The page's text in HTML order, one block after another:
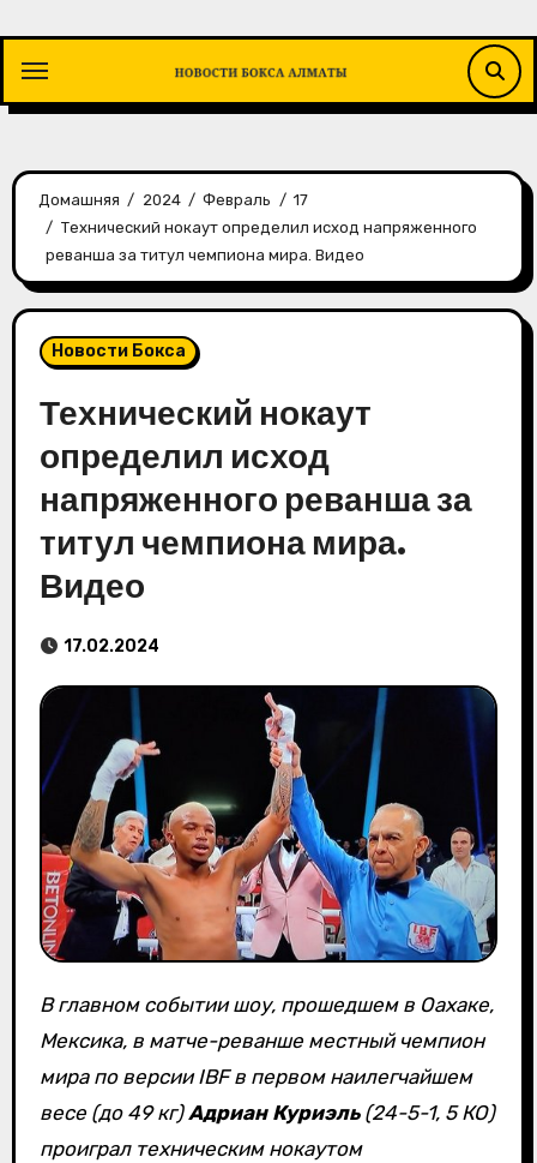
содержимому
Домашняя 2024 Февраль
17
Технический нокаут определил исход напряженного
реванша за титул чемпиона мира. Видео
Новости Бокса
Технический нокаут
определил исход
напряженного реванша за
титул чемпиона мира.
Видео
17.02.2024
В главном событии шоу, прошедшем в Оахаке,
Мексика, в матче-реванше местный чемпион
мира по версии IBF в первом наилегчайшем
весе (до 49 кг)Адриан Куриэль(24-5-1, 5 КО)
проиграл техническим нокаутом